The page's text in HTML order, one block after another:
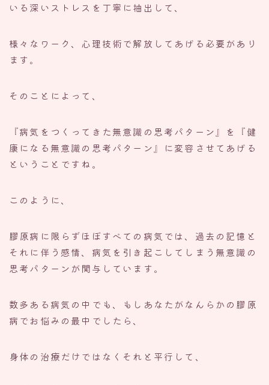
いる深いストレスを丁寧に抽出して、
様々なワーク、心理技術で解放してあげる必要があり
ます。
そのことによって、
『病気をつくってきた無意識の思考パターン』を『健
康になる無意識の思考パターン』に変容させてあげる
ということですね。
このように、
膠原病に限らずほぼすべての病気では、過去の記憶と
それに伴う感情、病気を引き起こしてしまう無意識の
思考パターンが関与しています。
数多ある病気の中でも、もしあなたがなんらかの膠原
病でお悩みの最中でしたら、
身体の治療だけではなくそれと平行して、